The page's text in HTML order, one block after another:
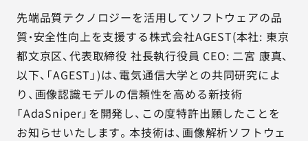
サービス詳細資料 見積・お問い合わせ
サービスお問い合わせ専用番号
03-6865-4864
（平日9:30〜18:00）
先端品質テクノロジーを活用してソフトウェアの品
質・安全性向上を支援する株式会社AGEST(本社: 東京
都文京区、代表取締役 社長執行役員 CEO: 二宮 康真、
以下、「AGEST」)は、電気通信大学との共同研究によ
り、画像認識モデルの信頼性を高める新技術
「AdaSniper」を開発し、この度特許出願したことを
お知らせいたします。本技術は、画像解析ソフトウェ